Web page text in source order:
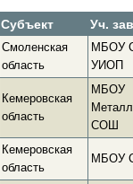
Субъект Уч.
Смоленская
область
МБОУ
УИОП
Кемеровская
область
МБОУ
СОШ
Кемеровская
область
МБОУ